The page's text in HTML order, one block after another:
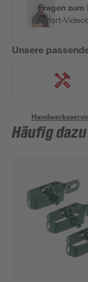
Fragen zum
Sofort-
Unsere
Häufig